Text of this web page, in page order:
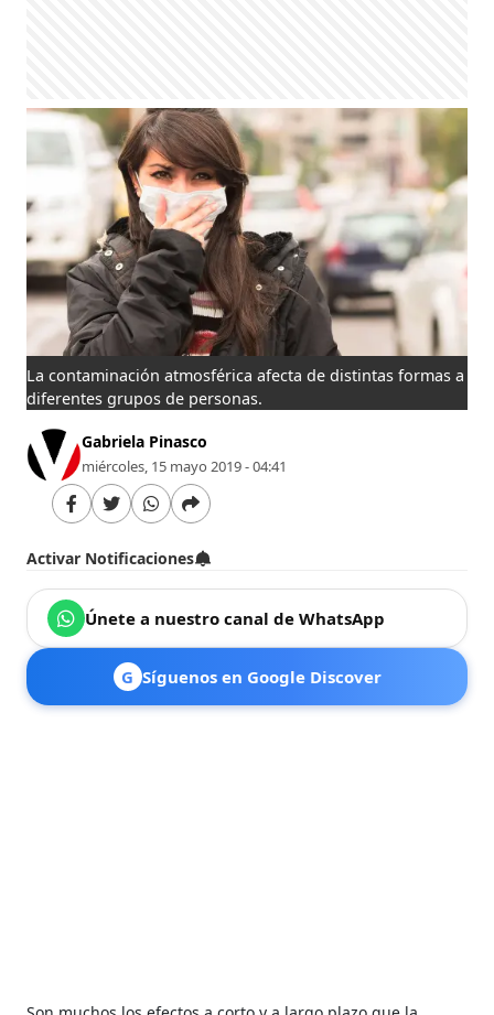
La contaminación atmosférica afecta de distintas formas a
diferentes grupos de personas.
Gabriela Pinasco
miércoles, 15 mayo 2019 - 04:41
Activar Notificaciones
Únete a nuestro canal de WhatsApp
G Síguenos en Google Discover